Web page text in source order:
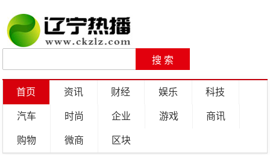
首页 资讯 财经 娱乐 科技
汽车 时尚 企业 游戏 商讯
购物 微商 区块